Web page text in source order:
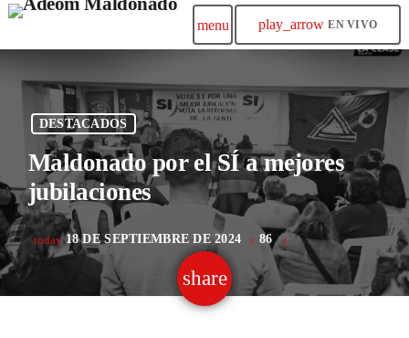
menu play_arrow EN VIVO
DESTACADOS
Maldonado por el SÍ a mejores
jubilaciones
today 18 DE SEPTIEMBRE DE 2024 86
share
email